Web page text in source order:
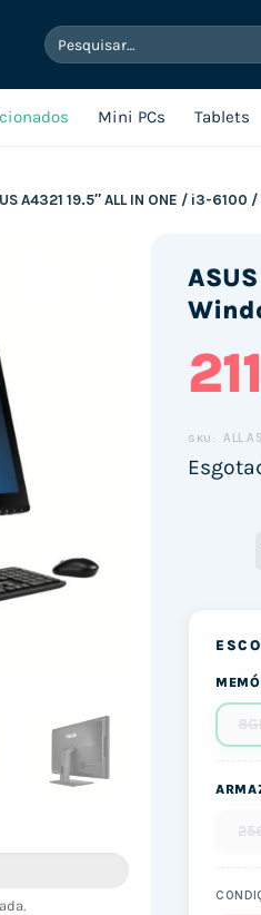
Pesquisar
por:
Mini PCs Tablets
A4321 19.5″ ALL IN ONE / i3-6100
211
SKU: